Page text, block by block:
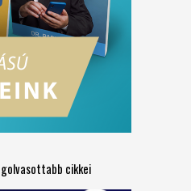
cikkei